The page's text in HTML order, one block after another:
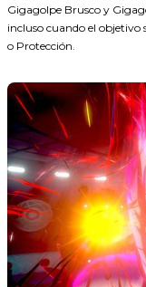
Gigagolpe Brusco y
incluso cuando el objetivo
o Protección.